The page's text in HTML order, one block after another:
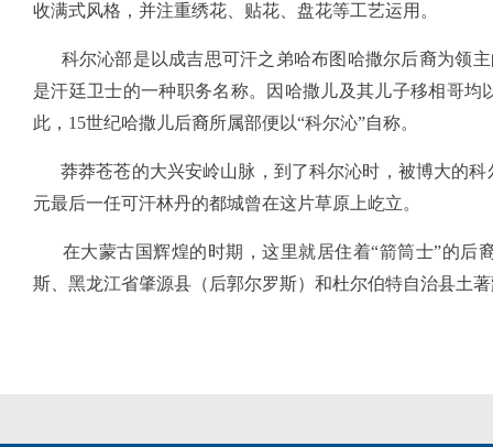
收满式风格，并注重绣花、贴花、盘花等工艺运用。
科尔沁部是以成吉思可汗之弟哈布图哈撒尔后裔为领
是汗廷卫士的一种职务名称。因哈撒儿及其儿子移相哥
此，15世纪哈撒儿后裔所属部便以“科尔沁”自称。
莽莽苍苍的大兴安岭山脉，到了科尔沁时，被博大的科
元最后一任可汗林丹的都城曾在这片草原上屹立。
在大蒙古国辉煌的时期，这里就居住着“箭筒士”的后
斯、黑龙江省肇源县（后郭尔罗斯）和杜尔伯特自治县土